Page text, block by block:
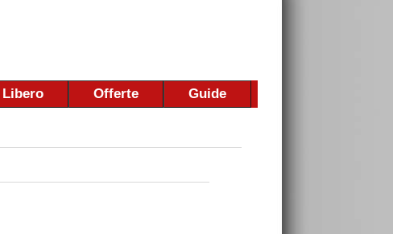
Libero Offerte Guide